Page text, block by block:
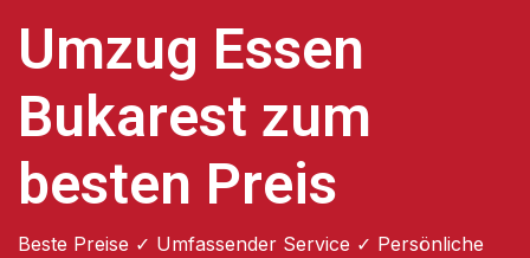
Umzug Essen
Bukarest zum
besten Preis
Beste Preise ✓ Umfassender Service ✓ Persönliche